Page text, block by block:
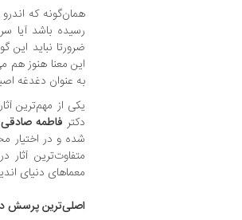
همان‌گونه که
رسیده باشد آیا
ضرورتا نباید
این معنا هنوز هم
به عنوان دغدغه
یکی از مهم‌ترین
دکتر فاطمه صادقی
شده و در اختیار
متفاوت‌ترین
معماهای دنیای
اصلی‌ترین پرسش